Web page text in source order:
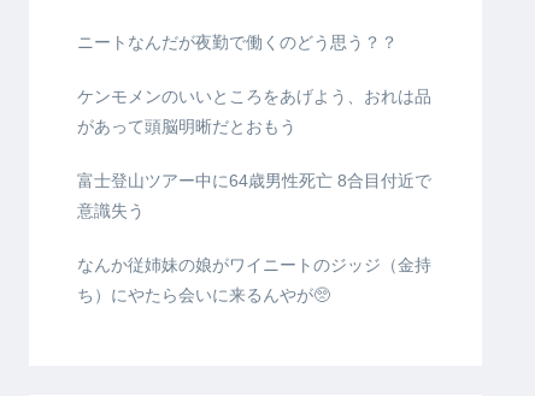
ニートなんだが夜勤で働くのどう思う？？
ケンモメンのいいところをあげよう、おれは品
があって頭脳明晰だとおもう
富士登山ツアー中に64歳男性死亡 8合目付近で
意識失う
なんか従姉妹の娘がワイニートのジッジ（金持
ち）にやたら会いに来るんやが🥺